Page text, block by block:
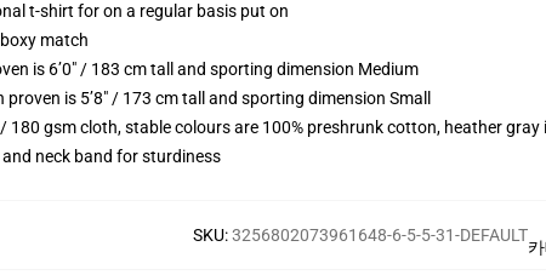
t-shirt for on a regular basis put on
match
is 6’0″ / 183 cm tall and sporting dimension Medium
is 5’8″ / 173 cm tall and sporting dimension Small
180 gsm cloth, stable colours are 100% preshrunk cotton, heather
and neck band for sturdiness
SKU:3256802073961648-6-5-5-31-DEFAULT